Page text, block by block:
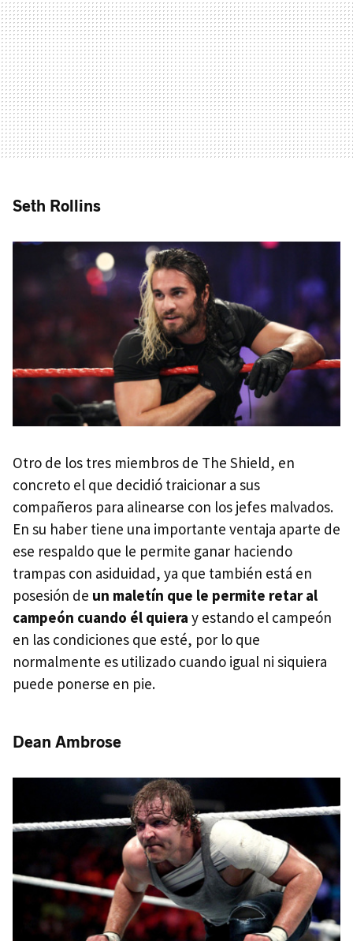
Seth Rollins
Otro de los tres miembros de The Shield, en
concreto el que decidió traicionar a sus
compañeros para alinearse con los jefes malvados.
En su haber tiene una importante ventaja aparte de
ese respaldo que le permite ganar haciendo
trampas con asiduidad, ya que también está en
posesión de un maletín que le permite retar al
campeón cuando él quiera y estando el campeón
en las condiciones que esté, por lo que
normalmente es utilizado cuando igual ni siquiera
puede ponerse en pie.
Dean Ambrose